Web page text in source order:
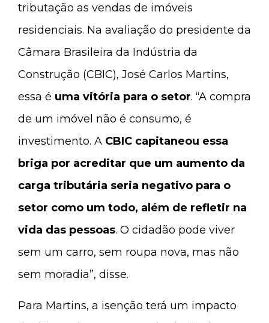
tributação as vendas de imóveis
residenciais. Na avaliação do presidente da
Câmara Brasileira da Indústria da
Construção (CBIC), José Carlos Martins,
essa é uma vitória para o setor. “A compra
de um imóvel não é consumo, é
investimento. A CBIC capitaneou essa
briga por acreditar que um aumento da
carga tributária seria negativo para o
setor como um todo, além de refletir na
vida das pessoas. O cidadão pode viver
sem um carro, sem roupa nova, mas não
sem moradia”, disse.
Para Martins, a isenção terá um impacto